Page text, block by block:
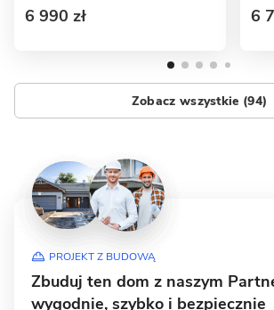
6 990 zł 6
Zobacz wszystkie (94)
PROJEKT Z BUDOWĄ
Zbuduj ten dom z naszym
wygodnie, szybko i bezpiecznie